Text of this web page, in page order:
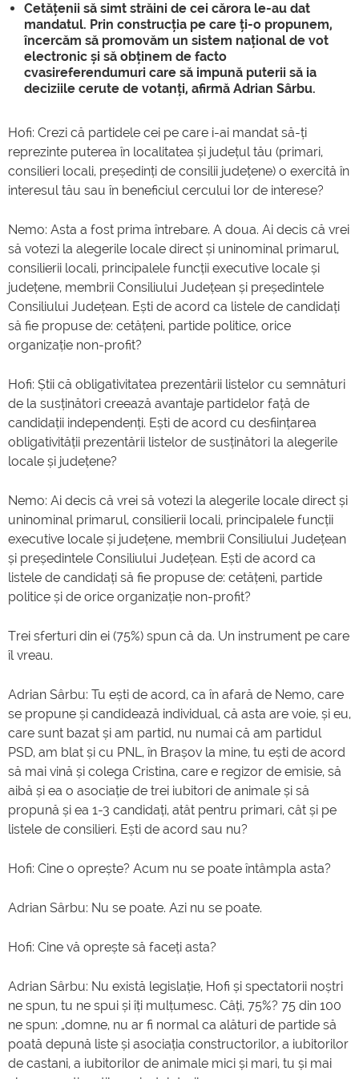
Cetățenii să simt străini de cei cărora le-au dat
mandatul. Prin construcția pe care ți-o propunem,
încercăm să promovăm un sistem național de vot
electronic și să obținem de facto
cvasireferendumuri care să impună puterii să ia
deciziile cerute de votanți, afirmă Adrian Sârbu.
Hofi: Crezi că partidele cei pe care i-ai mandat să-ți
reprezinte puterea în localitatea și județul tău (primari,
consilieri locali, președinți de consilii județene) o exercită în
interesul tău sau în beneficiul cercului lor de interese?
Nemo: Asta a fost prima întrebare. A doua. Ai decis că vrei
să votezi la alegerile locale direct și uninominal primarul,
consilierii locali, principalele funcții executive locale și
județene, membrii Consiliului Județean și președintele
Consiliului Județean. Ești de acord ca listele de candidați
să fie propuse de: cetățeni, partide politice, orice
organizație non-profit?
Hofi: Știi că obligativitatea prezentării listelor cu semnături
de la susținători creează avantaje partidelor față de
candidații independenți. Ești de acord cu desființarea
obligativității prezentării listelor de susținători la alegerile
locale și județene?
Nemo: Ai decis că vrei să votezi la alegerile locale direct și
uninominal primarul, consilierii locali, principalele funcții
executive locale și județene, membrii Consiliului Județean
și președintele Consiliului Județean. Ești de acord ca
listele de candidați să fie propuse de: cetățeni, partide
politice și de orice organizație non-profit?
Trei sferturi din ei (75%) spun că da. Un instrument pe care
îl vreau.
Adrian Sârbu: Tu ești de acord, ca în afară de Nemo, care
se propune și candidează individual, că asta are voie, și eu,
care sunt bazat și am partid, nu numai că am partidul
PSD, am blat și cu PNL, în Brașov la mine, tu ești de acord
să mai vină și colega Cristina, care e regizor de emisie, să
aibă și ea o asociație de trei iubitori de animale și să
propună și ea 1-3 candidați, atât pentru primari, cât și pe
listele de consilieri. Ești de acord sau nu?
Hofi: Cine o oprește? Acum nu se poate întâmpla asta?
Adrian Sârbu: Nu se poate. Azi nu se poate.
Hofi: Cine vă oprește să faceți asta?
Adrian Sârbu: Nu există legislație, Hofi și spectatorii noștri
ne spun, tu ne spui și îți mulțumesc. Câți, 75%? 75 din 100
ne spun: „domne, nu ar fi normal ca alături de partide să
poată depună liste și asociația constructorilor, a iubitorilor
de castani, a iubitorilor de animale mici și mari, tu și mai